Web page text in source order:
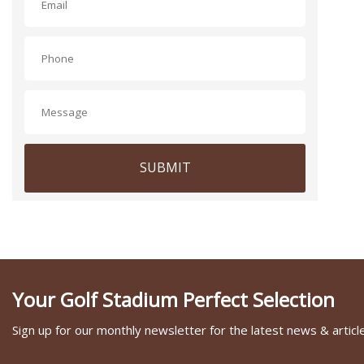
SUBMIT
Your Golf Stadium Perfect Selection
Sign up for our monthly newsletter for the latest news &